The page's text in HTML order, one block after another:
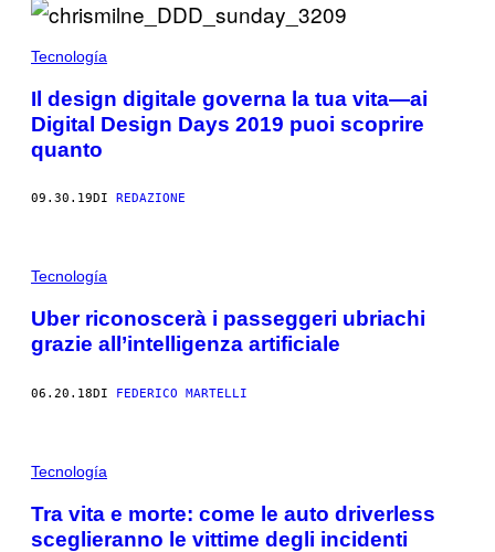
Tecnología
Il design digitale governa la tua vita—ai
Digital Design Days 2019 puoi scoprire
quanto
09.30.19DI REDAZIONE
Tecnología
Uber riconoscerà i passeggeri ubriachi
grazie all’intelligenza artificiale
06.20.18DI FEDERICO MARTELLI
Tecnología
Tra vita e morte: come le auto driverless
sceglieranno le vittime degli incidenti